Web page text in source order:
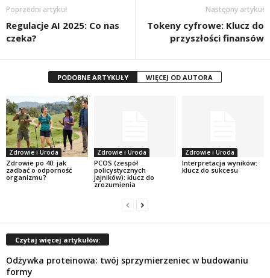
Poprzedni artykuł
Regulacje AI 2025: Co nas
czeka?
Następny artykuł
Tokeny cyfrowe: Klucz do
przyszłości finansów
PODOBNE ARTYKUŁY WIĘCEJ OD AUTORA
Zdrowie i Uroda
Zdrowie po 40: jak
zadbać o odporność
organizmu?
Zdrowie i Uroda
PCOS (zespół
policystycznych
jajników): klucz do
zrozumienia
Zdrowie i Uroda
Interpretacja wyników:
klucz do sukcesu
Czytaj więcej artykułów:
Odżywka proteinowa: twój sprzymierzeniec w budowaniu
formy